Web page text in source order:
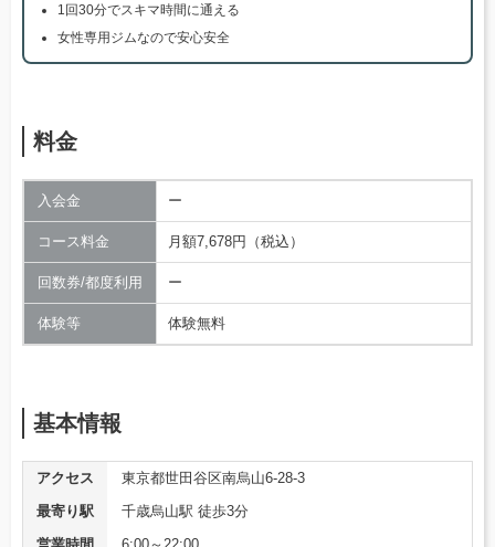
1回30分でスキマ時間に通える
女性専用ジムなので安心安全
料金
入会金 ー
コース料金 月額7,678円（税込）
回数券/都度利用 ー
体験等 体験無料
基本情報
アクセス
東京都世田谷区南烏山6-28-3
最寄り駅
千歳烏山駅 徒歩3分